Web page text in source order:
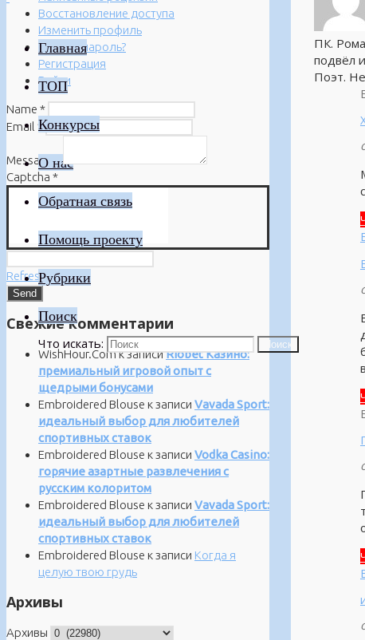
Главная
ТОП
Конкурсы
О нас
Обратная связь
Помощь проекту
Рубрики
Поиск
Что искать: Поиск
ПК.
подвёл
Поэт.
Восстановление доступа
Изменить профиль
Забыли пароль?
Регистрация
Войти
Name *
Email *
Message*
Captcha *
Refresh
Свежие комментарии
WishHour.Comк записиRiobet Казино:
премиальный игровой опыт с
щедрыми бонусами
Embroidered Blouse к записи Vavada Sport:
идеальный выбор для любителей
спортивных ставок
Embroidered Blouse к записи Vodka Casino:
горячие азартные развлечения с
русским колоритом
Embroidered Blouse к записи Vavada Sport:
идеальный выбор для любителей
спортивных ставок
Embroidered Blouse к записи Когда я
целую твою грудь
Архивы
Архивы